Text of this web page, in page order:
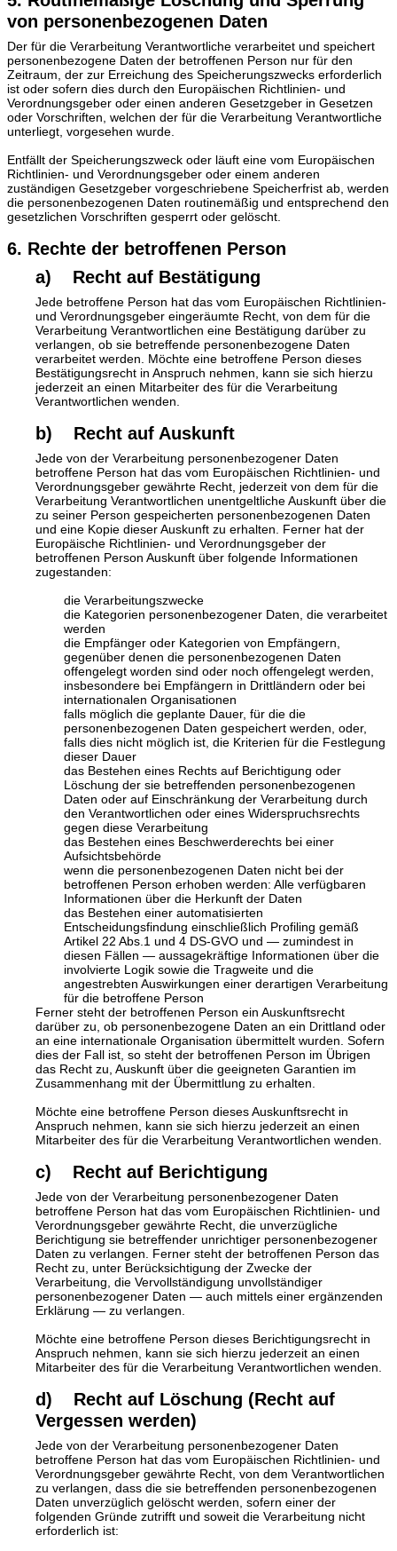
von personenbezogenen Daten
Der für die Verarbeitung Verantwortliche verarbeitet und speichert
personenbezogene Daten der betroffenen Person nur für den
Zeitraum, der zur Erreichung des Speicherungszwecks erforderlich
ist oder sofern dies durch den Europäischen Richtlinien- und
Verordnungsgeber oder einen anderen Gesetzgeber in Gesetzen
oder Vorschriften, welchen der für die Verarbeitung Verantwortliche
unterliegt, vorgesehen wurde.
Entfällt der Speicherungszweck oder läuft eine vom Europäischen
Richtlinien- und Verordnungsgeber oder einem anderen
zuständigen Gesetzgeber vorgeschriebene Speicherfrist ab, werden
die personenbezogenen Daten routinemäßig und entsprechend den
gesetzlichen Vorschriften gesperrt oder gelöscht.
6. Rechte der betroffenen Person
a) Recht auf Bestätigung
Jede betroffene Person hat das vom Europäischen Richtlinien-
und Verordnungsgeber eingeräumte Recht, von dem für die
Verarbeitung Verantwortlichen eine Bestätigung darüber zu
verlangen, ob sie betreffende personenbezogene Daten
verarbeitet werden. Möchte eine betroffene Person dieses
Bestätigungsrecht in Anspruch nehmen, kann sie sich hierzu
jederzeit an einen Mitarbeiter des für die Verarbeitung
Verantwortlichen wenden.
b) Recht auf Auskunft
Jede von der Verarbeitung personenbezogener Daten
betroffene Person hat das vom Europäischen Richtlinien- und
Verordnungsgeber gewährte Recht, jederzeit von dem für die
Verarbeitung Verantwortlichen unentgeltliche Auskunft über die
zu seiner Person gespeicherten personenbezogenen Daten
und eine Kopie dieser Auskunft zu erhalten. Ferner hat der
Europäische Richtlinien- und Verordnungsgeber der
betroffenen Person Auskunft über folgende Informationen
zugestanden:
die Verarbeitungszwecke
die Kategorien personenbezogener Daten, die verarbeitet
werden
die Empfänger oder Kategorien von Empfängern,
gegenüber denen die personenbezogenen Daten
offengelegt worden sind oder noch offengelegt werden,
insbesondere bei Empfängern in Drittländern oder bei
internationalen Organisationen
falls möglich die geplante Dauer, für die die
personenbezogenen Daten gespeichert werden, oder,
falls dies nicht möglich ist, die Kriterien für die Festlegung
dieser Dauer
das Bestehen eines Rechts auf Berichtigung oder
Löschung der sie betreffenden personenbezogenen
Daten oder auf Einschränkung der Verarbeitung durch
den Verantwortlichen oder eines Widerspruchsrechts
gegen diese Verarbeitung
das Bestehen eines Beschwerderechts bei einer
Aufsichtsbehörde
wenn die personenbezogenen Daten nicht bei der
betroffenen Person erhoben werden: Alle verfügbaren
Informationen über die Herkunft der Daten
das Bestehen einer automatisierten
Entscheidungsfindung einschließlich Profiling gemäß
Artikel 22 Abs.1 und 4 DS-GVO und — zumindest in
diesen Fällen — aussagekräftige Informationen über die
involvierte Logik sowie die Tragweite und die
angestrebten Auswirkungen einer derartigen Verarbeitung
für die betroffene Person
Ferner steht der betroffenen Person ein Auskunftsrecht
darüber zu, ob personenbezogene Daten an ein Drittland oder
an eine internationale Organisation übermittelt wurden. Sofern
dies der Fall ist, so steht der betroffenen Person im Übrigen
das Recht zu, Auskunft über die geeigneten Garantien im
Zusammenhang mit der Übermittlung zu erhalten.
Möchte eine betroffene Person dieses Auskunftsrecht in
Anspruch nehmen, kann sie sich hierzu jederzeit an einen
Mitarbeiter des für die Verarbeitung Verantwortlichen wenden.
c) Recht auf Berichtigung
Jede von der Verarbeitung personenbezogener Daten
betroffene Person hat das vom Europäischen Richtlinien- und
Verordnungsgeber gewährte Recht, die unverzügliche
Berichtigung sie betreffender unrichtiger personenbezogener
Daten zu verlangen. Ferner steht der betroffenen Person das
Recht zu, unter Berücksichtigung der Zwecke der
Verarbeitung, die Vervollständigung unvollständiger
personenbezogener Daten — auch mittels einer ergänzenden
Erklärung — zu verlangen.
Möchte eine betroffene Person dieses Berichtigungsrecht in
Anspruch nehmen, kann sie sich hierzu jederzeit an einen
Mitarbeiter des für die Verarbeitung Verantwortlichen wenden.
d) Recht auf Löschung (Recht auf
Vergessen werden)
Jede von der Verarbeitung personenbezogener Daten
betroffene Person hat das vom Europäischen Richtlinien- und
Verordnungsgeber gewährte Recht, von dem Verantwortlichen
zu verlangen, dass die sie betreffenden personenbezogenen
Daten unverzüglich gelöscht werden, sofern einer der
folgenden Gründe zutrifft und soweit die Verarbeitung nicht
erforderlich ist: